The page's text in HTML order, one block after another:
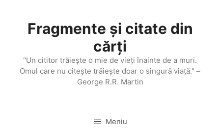
conținutFragmente și citate din
cărți
"Un cititor trăieşte o mie de vieţi înainte de a muri.
Omul care nu citeşte trăieşte doar o singură viaţă." –
George R.R. Martin
Meniu